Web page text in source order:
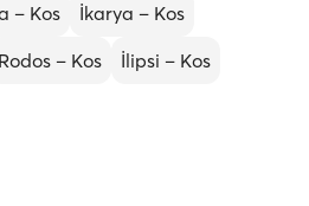
– Kos
İkarya – Kos
Rodos – Kos
İlipsi – Kos